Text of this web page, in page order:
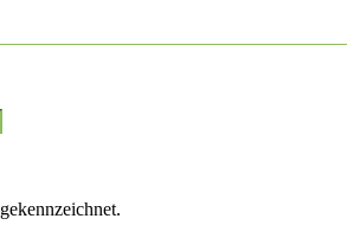
gekennzeichnet.